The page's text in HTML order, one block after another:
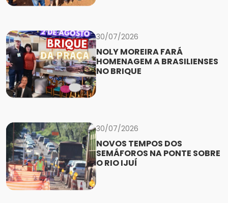
30/07/2026
NOLY MOREIRA FARÁ
HOMENAGEM A BRASILIENSES
NO BRIQUE
30/07/2026
NOVOS TEMPOS DOS
SEMÁFOROS NA PONTE SOBRE
O RIO IJUÍ